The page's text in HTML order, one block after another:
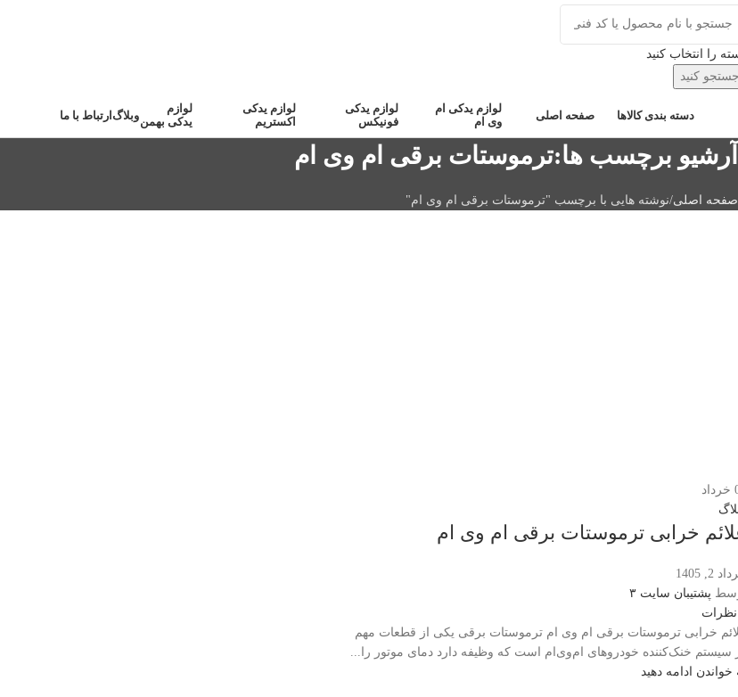
را انتخاب کنید
کنید
دسته بندی کالاها صفحه اصلی
لوازم یدکی ام
وی ام
لوازم یدکی
فونیکس
لوازم یدکی
اکستریم
لوازم
یدکی بهمنوبلاگارتباط با ما
آرشیو برچسب ها:ترموستات برقی ام وی ام
صفحه اصلی نوشته هایی با برچسب "ترموستات برقی ام وی ام"
خرداد
خرابی ترموستات برقی ام وی ام
2, 1405
پشتیبان سایت ۳
نظرات
خرابی ترموستات برقی ام وی ام ترموستات برقی یکی از قطعات مهم
سیستم خنک‌کننده خودروهای ام‌وی‌ام است که وظیفه دارد دمای موتور را...
خواندن ادامه دهید